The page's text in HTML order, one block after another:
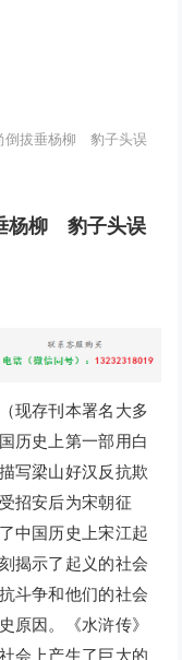
倒拔垂杨柳 豹子头误
杨柳 豹子头误
现存刊本署名大多
历史上第一部用白
写梁山好汉反抗欺
招安后为宋朝征
中国历史上宋江起
揭示了起义的社会
斗争和他们的社会
原因。《水浒传》
会上产生了巨大的